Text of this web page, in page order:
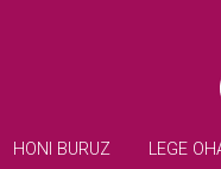
HONI BURUZ LEGE